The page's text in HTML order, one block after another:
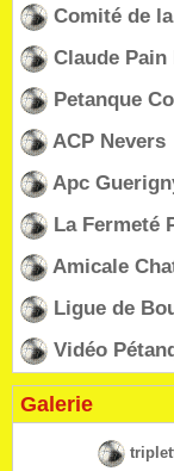
Comité de
Claude Pain
Petanque
ACP Nevers
Apc
La Fermeté
Amicale
Ligue de
Vidéo
Galerie